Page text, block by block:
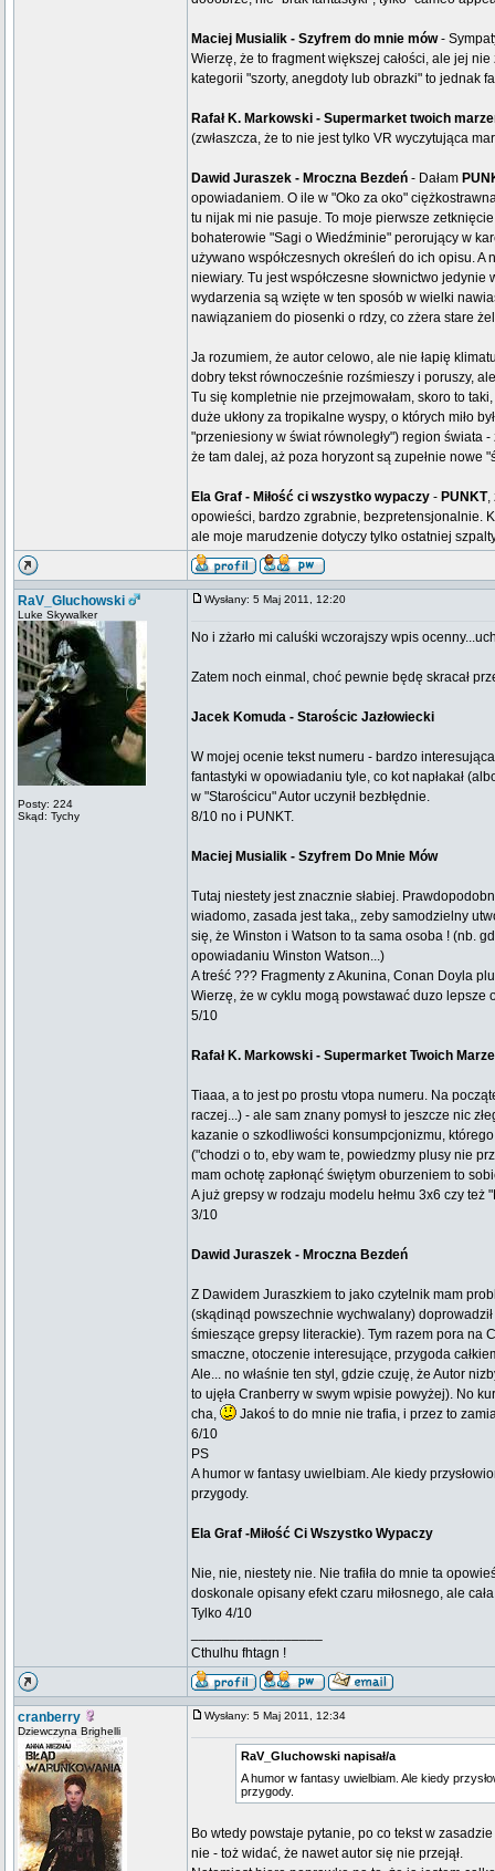
Maciej Musialik - Szyfrem do mnie mów-
Wierzę, że to fragment większej całości, ale jej
kategorii "szorty, anegdoty lub obrazki" to jednak
Rafał K. Markowski - Supermarket twoich
(zwłaszcza, że to nie jest tylko VR wyczytująca
Dawid Juraszek - Mroczna Bezdeń - Dałam
opowiadaniem. O ile w "Oko za oko"
tu nijak mi nie pasuje. To moje pierwsze
bohaterowie "Sagi o Wiedźminie" perorujący w
używano współczesnych określeń do ich opisu.
niewiary. Tu jest współczesne słownictwo
wydarzenia są wzięte w ten sposób w wielki
nawiązaniem do piosenki o rdzy, co zżera stare
Ja rozumiem, że autor celowo, ale nie łapię
dobry tekst równocześnie rozśmieszy i poruszy,
Tu się kompletnie nie przejmowałam, skoro to
duże ukłony za tropikalne wyspy, o których miło
"przeniesiony w świat równoległy") region świata
że tam dalej, aż poza horyzont są zupełnie nowe
Ela Graf - Miłość ci wszystko wypaczy - PUNKT,
opowieści, bardzo zgrabnie, bezpretensjonalnie.
ale moje marudzenie dotyczy tylko ostatniej
RaV_Gluchowski
Luke Skywalker
Posty: 224
Skąd: Tychy
Wysłany: 5 Maj 2011, 12:20
No i zżarło mi caluśki wczorajszy wpis
Zatem noch einmal, choć pewnie będę skracał
Jacek Komuda - Starościc Jazłowiecki
W mojej ocenie tekst numeru - bardzo
fantastyki w opowiadaniu tyle, co kot napłakał
w "Starościcu" Autor uczynił bezbłędnie.
8/10 no i PUNKT.
Maciej Musialik - Szyfrem Do Mnie Mów
Tutaj niestety jest znacznie słabiej.
wiadomo, zasada jest taka,, zeby samodzielny
się, że Winston i Watson to ta sama osoba ! (nb.
opowiadaniu Winston Watson...)
A treść ??? Fragmenty z Akunina, Conan Doyla
Wierzę, że w cyklu mogą powstawać duzo lepsze
5/10
Rafał K. Markowski - Supermarket Twoich
Tiaaa, a to jest po prostu vtopa numeru. Na
raczej...) - ale sam znany pomysł to jeszcze nic
kazanie o szkodliwości konsumpcjonizmu,
("chodzi o to, eby wam te, powiedzmy plusy nie
mam ochotę zapłonąć świętym oburzeniem to
A już grepsy w rodzaju modelu hełmu 3x6 czy też
3/10
Dawid Juraszek - Mroczna Bezdeń
Z Dawidem Juraszkiem to jako czytelnik mam
(skądinąd powszechnie wychwalany)
śmieszące grepsy literackie). Tym razem pora na
smaczne, otoczenie interesujące, przygoda
Ale... no właśnie ten styl, gdzie czuję, że Autor
to ujęła Cranberry w swym wpisie powyżej). No
cha,
Jakoś to do mnie nie trafia, i przez to
6/10
PS
A humor w fantasy uwielbiam. Ale kiedy
przygody.
Ela Graf -Miłość Ci Wszystko Wypaczy
Nie, nie, niestety nie. Nie trafiła do mnie ta
doskonale opisany efekt czaru miłosnego, ale
Tylko 4/10
Cthulhu fhtagn !
cranberry
Dziewczyna Brighelli
Wysłany: 5 Maj 2011, 12:34
RaV_Gluchowski napisał/a
A humor w fantasy uwielbiam. Ale kiedy
przygody.
Bo wtedy powstaje pytanie, po co tekst w
nie - toż widać, że nawet autor się nie przejął.